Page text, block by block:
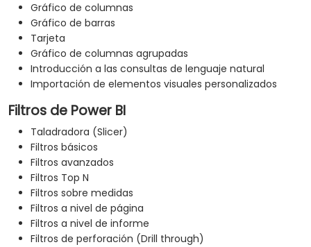
Gráfico de columnas
Gráfico de barras
Tarjeta
Gráfico de columnas agrupadas
Introducción a las consultas de lenguaje natural
Importación de elementos visuales personalizados
Filtros de Power BI
Taladradora (Slicer)
Filtros básicos
Filtros avanzados
Filtros Top N
Filtros sobre medidas
Filtros a nivel de página
Filtros a nivel de informe
Filtros de perforación (Drill through)